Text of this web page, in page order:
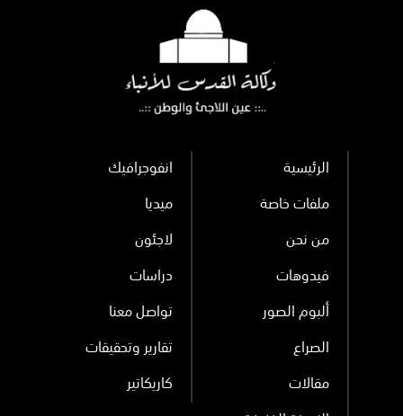
الرئيسية انفوجرافيك
ملفات خاصة ميديا
من نحن لاجئون
فيدوهات دراسات
ألبوم الصور تواصل معنا
الصراع تقارير وتحقيقات
مقالات كاريكاتير